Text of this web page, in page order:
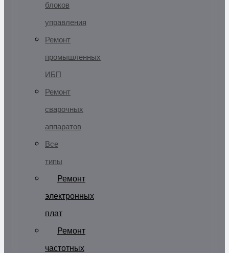
блоков
управления
Ремонт
промышленных
ИБП
Ремонт
сварочных
аппаратов
Все
типы
Ремонт
электронных
плат
Ремонт
частотных